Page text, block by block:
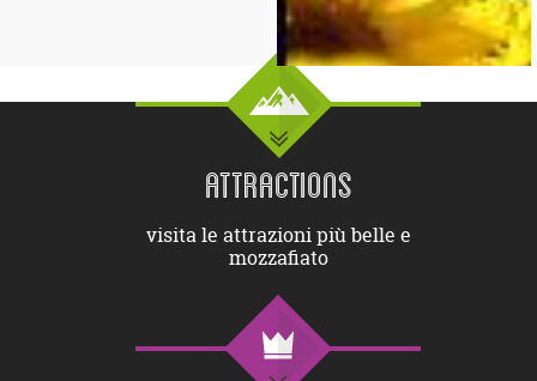
ATTRACTIONS
visita le attrazioni più belle e
mozzafiato